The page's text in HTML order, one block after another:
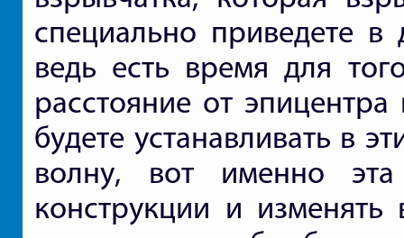
специально приведете
ведь есть время для
расстояние от
будете устанавливать в
волну, вот именно
конструкции и